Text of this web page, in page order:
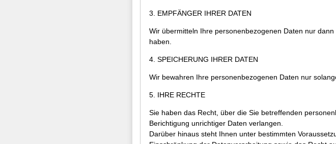
3. EMPFÄNGER IHRER DATEN
Wir übermitteln Ihre personenbezogenen Daten nur
haben.
4. SPEICHERUNG IHRER DATEN
Wir bewahren Ihre personenbezogenen Daten nur
5. IHRE RECHTE
Sie haben das Recht, über die Sie betreffenden
Berichtigung unrichtiger Daten verlangen.
Darüber hinaus steht Ihnen unter bestimmten